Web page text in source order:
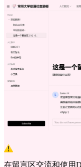
在留言区交流和使用